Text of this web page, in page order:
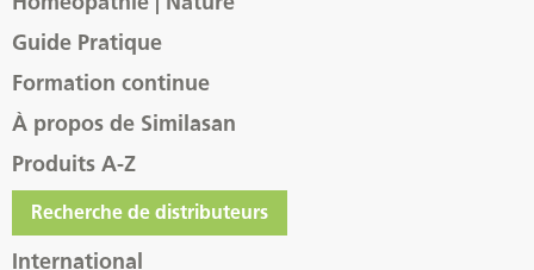
Guide Pratique
Formation continue
À propos de Similasan
Produits A-Z
Recherche de distributeurs
International